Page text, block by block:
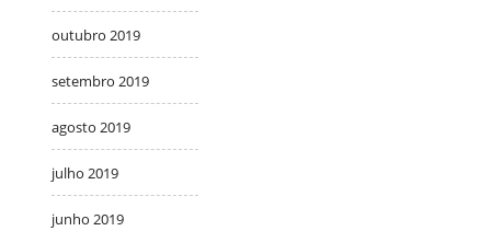
outubro 2019
setembro 2019
agosto 2019
julho 2019
junho 2019